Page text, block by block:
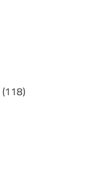
(118)